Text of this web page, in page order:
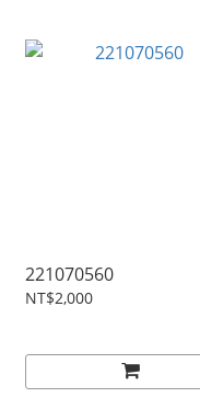
221070560
NT$2,000